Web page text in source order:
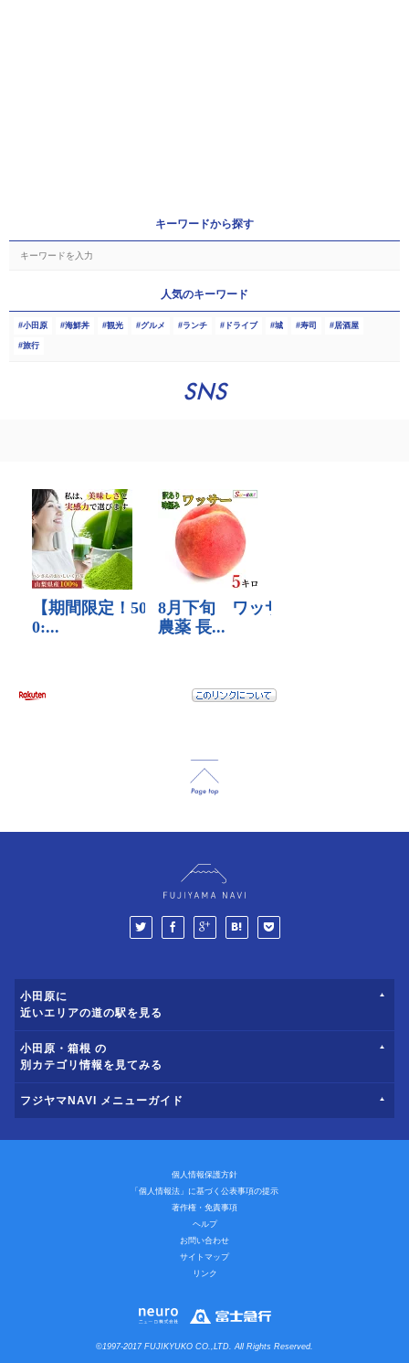
キーワードから探す
人気のキーワード
小田原 海鮮丼 観光 グルメ ランチ ドライブ 城 寿司 居酒屋
旅行
SNS
小田原に
近いエリアの道の駅を見る
小田原・箱根 の
別カテゴリ情報を見てみる
フジヤマNAVI メニューガイド
個人情報保護方針
「個人情報法」に基づく公表事項の提示
著作権・免責事項
ヘルプ
お問い合わせ
サイトマップ
リンク
©1997-2017 FUJIKYUKO CO.,LTD. All Rights Reserved.